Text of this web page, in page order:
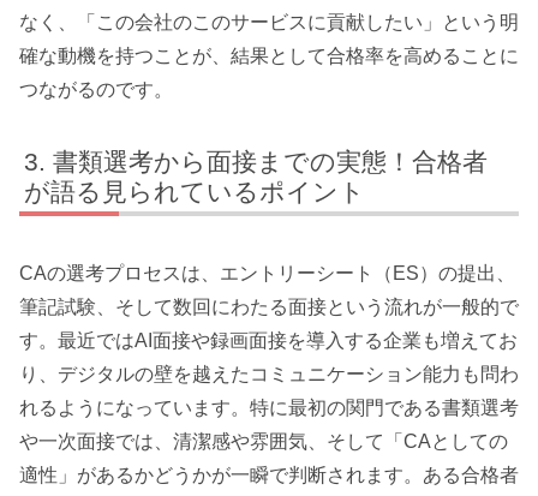
なく、「この会社のこのサービスに貢献したい」という明
確な動機を持つことが、結果として合格率を高めることに
つながるのです。
書類選考から面接までの実態！合格者
が語る見られているポイント
CAの選考プロセスは、エントリーシート（ES）の提出、
筆記試験、そして数回にわたる面接という流れが一般的で
す。最近ではAI面接や録画面接を導入する企業も増えてお
り、デジタルの壁を越えたコミュニケーション能力も問わ
れるようになっています。特に最初の関門である書類選考
や一次面接では、清潔感や雰囲気、そして「CAとしての
適性」があるかどうかが一瞬で判断されます。ある合格者